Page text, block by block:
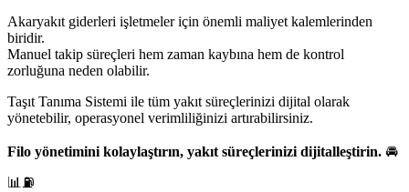
Akaryakıt giderleri işletmeler için önemli maliyet kalemlerinden
biridir.
Manuel takip süreçleri hem zaman kaybına hem de kontrol
zorluğuna neden olabilir.
Taşıt Tanıma Sistemi ile tüm yakıt süreçlerinizi dijital olarak
yönetebilir, operasyonel verimliliğinizi artırabilirsiniz.
Filo yönetimini kolaylaştırın, yakıt süreçlerinizi dijitalleştirin. 🚘
📊⛽